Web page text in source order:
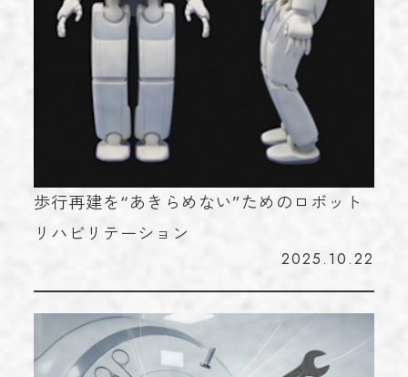
歩行再建を“あきらめない”ためのロボット
リハビリテーション
2025.10.22